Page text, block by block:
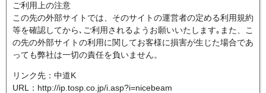
ご利用上の注意
この先の外部サイトでは、そのサイトの運営者の定める利用規約
等を確認してから､ご利用されるようお願いいたします｡また、こ
の先の外部サイトの利用に関してお客様に損害が生じた場合であ
っても弊社は一切の責任を負いません。
リンク先：中道K
URL：http://ip.tosp.co.jp/i.asp?i=nicebeam